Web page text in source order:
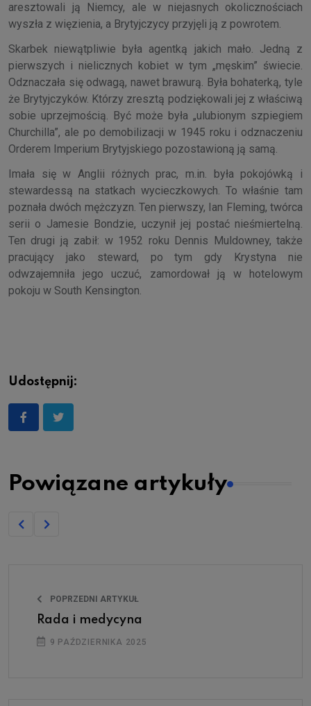
aresztowali ją Niemcy, ale w niejasnych okolicznościach
wyszła z więzienia, a Brytyjczycy przyjęli ją z powrotem.
Skarbek niewątpliwie była agentką jakich mało. Jedną z
pierwszych i nielicznych kobiet w tym „męskim” świecie.
Odznaczała się odwagą, nawet brawurą. Była bohaterką, tyle
że Brytyjczyków. Którzy zresztą podziękowali jej z właściwą
sobie uprzejmością. Być może była „ulubionym szpiegiem
Churchilla”, ale po demobilizacji w 1945 roku i odznaczeniu
Orderem Imperium Brytyjskiego pozostawioną ją samą.
Imała się w Anglii różnych prac, m.in. była pokojówką i
stewardessą na statkach wycieczkowych. To właśnie tam
poznała dwóch mężczyzn. Ten pierwszy, Ian Fleming, twórca
serii o Jamesie Bondzie, uczynił jej postać nieśmiertelną.
Ten drugi ją zabił: w 1952 roku Dennis Muldowney, także
pracujący jako steward, po tym gdy Krystyna nie
odwzajemniła jego uczuć, zamordował ją w hotelowym
pokoju w South Kensington.
Udostępnij:
Powiązane artykuły
POPRZEDNI ARTYKUŁ
Rada i medycyna
9 PAŹDZIERNIKA 2025